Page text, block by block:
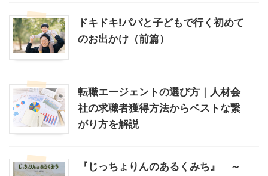
ドキドキ!パパと子どもで行く初めて
のお出かけ（前篇）
転職エージェントの選び方｜人材会
社の求職者獲得方法からベストな繋
がり方を解説
『じっちょりんのあるくみち』 ～